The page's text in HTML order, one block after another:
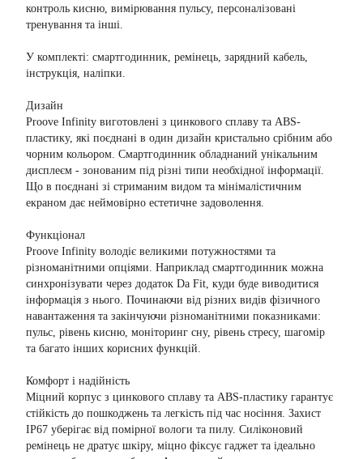
контроль кисню, вимірювання пульсу, персоналізовані
тренування та інші.
У комплекті: смартгодинник, ремінець, зарядний кабель,
інструкція, наліпки.
Дизайн
Proove Infinity виготовлені з цинкового сплаву та ABS-
пластику, які поєднані в один дизайн кристально срібним або
чорним кольором. Смартгодинник обладнаний унікальним
дисплеєм - зонованим під різні типи необхідної інформації.
Що в поєднані зі стриманим видом та мінімалістичним
екраном дає неймовірно естетичне задоволення.
Функціонал
Proove Infinity володіє великими потужностями та
різноманітними опціями. Наприклад смартгодинник можна
синхронізувати через додаток Da Fit, куди буде виводитися
інформація з нього. Починаючи від різних видів фізичного
навантаження та закінчуючи різноманітними показниками:
пульс, рівень кисню, моніторинг сну, рівень стресу, шагомір
та багато інших корисних функцій.
Комфорт і надійність
Міцний корпус з цинкового сплаву та ABS-пластику гарантує
стійкість до пошкоджень та легкість під час носіння. Захист
IP67 уберігає від помірної вологи та пилу. Силіконовий
ремінець не дратує шкіру, міцно фіксує гаджет та ідеально